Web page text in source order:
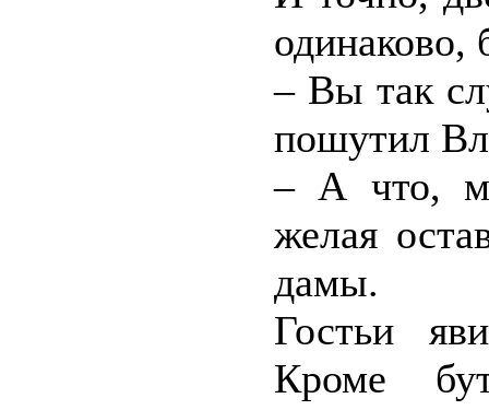
одинаково,
– Вы так
пошутил
– А что,
желая
дамы.
Гостьи
Кроме